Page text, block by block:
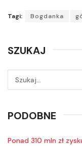
Tagi: Bogdanka
SZUKAJ
PODOBNE
Ponad 310 mln zł